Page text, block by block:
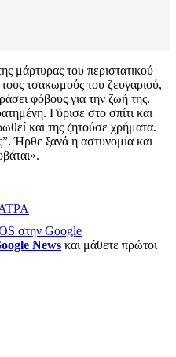
μάρτυρας του περιστατικού
τσακωμούς του ζευγαριού,
φόβους για την ζωή της.
Γύρισε στο σπίτι και
και της ζητούσε χρήματα.
Ήρθε ξανά η αστυνομία και
στην Google
News και μάθετε πρώτοι